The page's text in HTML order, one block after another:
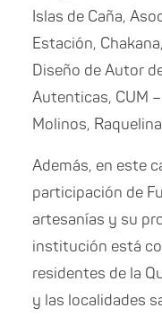
Islas de Caña,
Estación,
Diseño de Autor
Autenticas, CUM
Molinos,
Además, en este
participación de
artesanías y su
institución está
residentes de la
y las localidades